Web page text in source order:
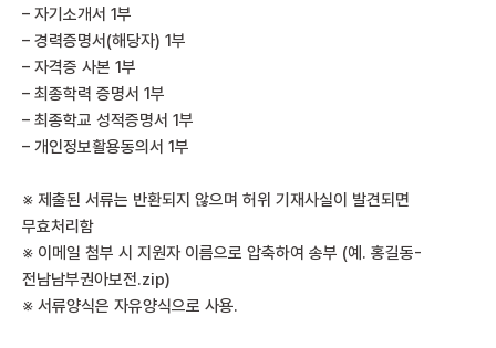
– 자기소개서 1부
– 경력증명서(해당자) 1부
– 자격증 사본 1부
– 최종학력 증명서 1부
– 최종학교 성적증명서 1부
– 개인정보활용동의서 1부
※ 제출된 서류는 반환되지 않으며 허위 기재사실이 발견되면
무효처리함
※ 이메일 첨부 시 지원자 이름으로 압축하여 송부 (예. 홍길동-
전남남부권아보전.zip)
※ 서류양식은 자유양식으로 사용.